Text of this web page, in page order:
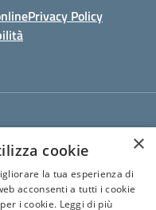
Privacy Policy
- Pec:
×
cookie
la tua esperienza di
acconsenti a tutti i cookie
i cookie. Leggi di più